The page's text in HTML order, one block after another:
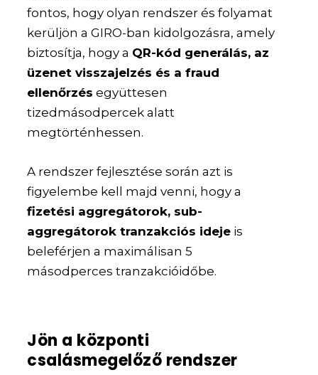
fontos, hogy olyan rendszer és folyamat
kerüljön a GIRO-ban kidolgozásra, amely
biztosítja, hogy a QR-kód generálás, az
üzenet visszajelzés és a fraud
ellenőrzés együttesen
tizedmásodpercek alatt
megtörténhessen.
A rendszer fejlesztése során azt is
figyelembe kell majd venni, hogy a
fizetési aggregátorok, sub-
aggregátorok tranzakciós ideje is
beleférjen a maximálisan 5
másodperces tranzakcióidőbe.
Jön a központi
csalásmegelőző rendszer